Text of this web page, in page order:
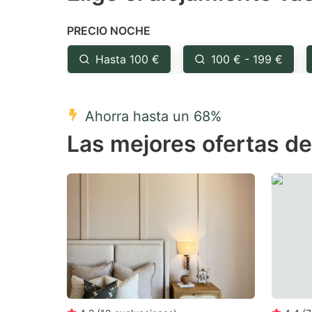
question
mark
key
get
the
keyboard
dates.
the
PRECIO NOCHE
Hasta 100 € 100 € - 199 €
Ahorra hasta un 68%
Las mejores ofertas